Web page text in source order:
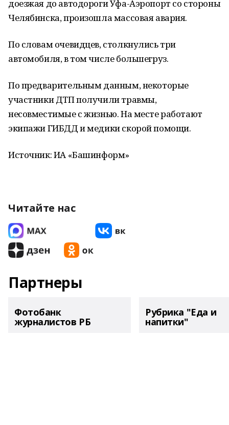
доезжая до автодороги Уфа-Аэропорт со стороны
Челябинска, произошла массовая авария.
По словам очевидцев, столкнулись три
автомобиля, в том числе большегруз.
По предварительным данным, некоторые
участники ДТП получили травмы,
несовместимые с жизнью. На месте работают
экипажи ГИБДД и медики скорой помощи.
Источник: ИА «Башинформ»
Читайте нас
Партнеры
Фотобанк
журналистов РБ
Рубрика "Еда и
напитки"